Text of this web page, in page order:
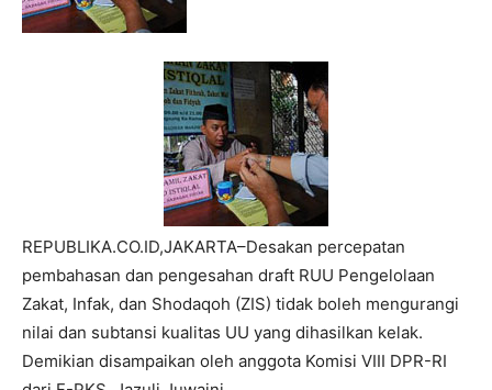
REPUBLIKA.CO.ID,JAKARTA–Desakan percepatan
pembahasan dan pengesahan draft RUU Pengelolaan
Zakat, Infak, dan Shodaqoh (ZIS) tidak boleh mengurangi
nilai dan subtansi kualitas UU yang dihasilkan kelak.
Demikian disampaikan oleh anggota Komisi VIII DPR-RI